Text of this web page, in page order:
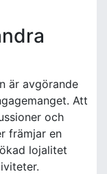
är avgörande
Att
och
främjar en
lojalitet